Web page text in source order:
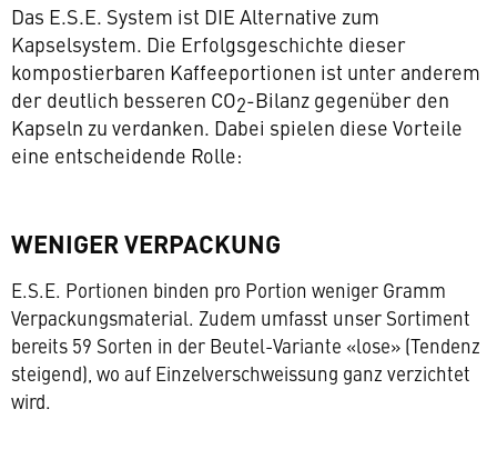
Das E.S.E. System ist DIE Alternative zum
Kapselsystem. Die Erfolgsgeschichte dieser
kompostierbaren Kaffeeportionen ist unter anderem
der deutlich besseren CO2-Bilanz gegenüber den
Kapseln zu verdanken. Dabei spielen diese Vorteile
eine entscheidende Rolle:
WENIGER VERPACKUNG
E.S.E. Portionen binden pro Portion weniger Gramm
Verpackungsmaterial. Zudem umfasst unser Sortiment
bereits 59 Sorten in der Beutel-Variante «lose» (Tendenz
steigend), wo auf Einzelverschweissung ganz verzichtet
wird.